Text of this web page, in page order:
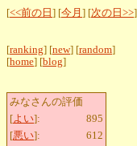
[<<前の日 ] [今月 ] [次の日>>]
[ranking] [new] [random]
[home] [blog]
みなさんの評価
[よい]:
895
[悪い]:
612